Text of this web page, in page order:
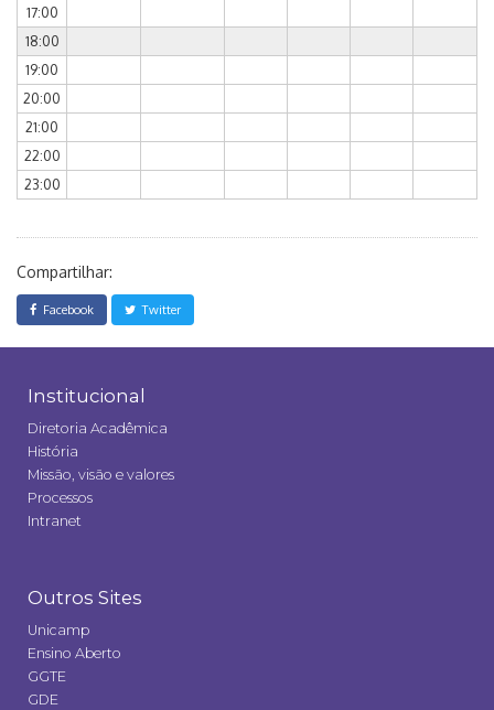
17:00
18:00
19:00
20:00
21:00
22:00
23:00
Compartilhar:
Facebook Twitter
Institucional
Diretoria Acadêmica
História
Missão, visão e valores
Processos
Intranet
Outros Sites
Unicamp
Ensino Aberto
GGTE
GDE